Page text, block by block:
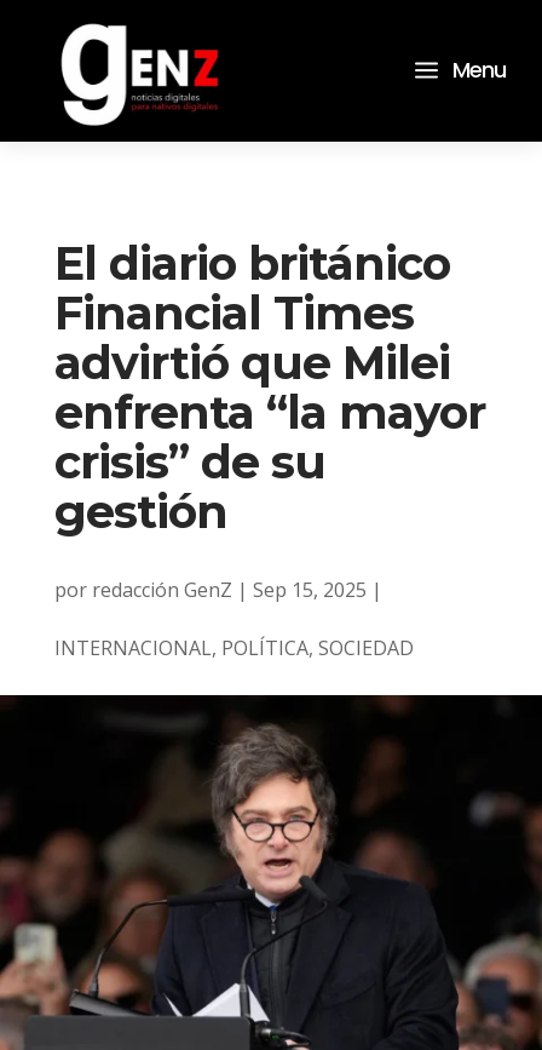
a Menu
El diario británico
Financial Times
advirtió que Milei
enfrenta “la mayor
crisis” de su
gestión
por redacción GenZ | Sep 15, 2025 |
INTERNACIONAL, POLÍTICA, SOCIEDAD